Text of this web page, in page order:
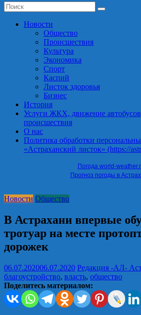
Новости
Общество
Происшествия
Культура
Экономика
Спорт
Каспий
Листок здоровья
Бизнес
История
Услуги ЖКХ, движение
происшествия
О нас
Политика обработки
«Астраханский листок» (https://
Погода world-
Прогноз погоды в
Новости Общество
В Астрахани впервые
тротуар на месте
дорожек
06.07.202006.07.2020 Редакция -АЛ-
благоустройство, власть, общество
Поделитесь материалом: